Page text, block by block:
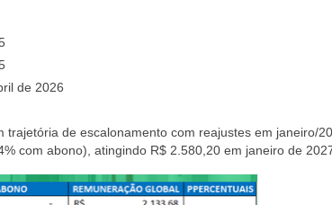
de 2026
de escalonamento com reajustes em janeiro/
com abono), atingindo R$ 2.580,20 em janeiro de